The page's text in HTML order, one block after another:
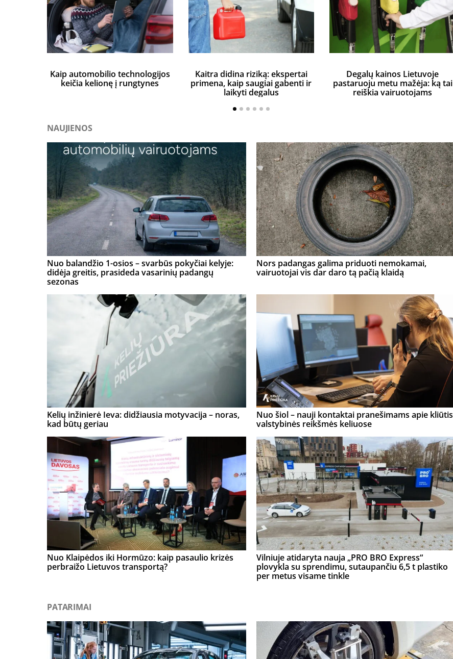
Kaip automobilio technologijos
keičia kelionę į rungtynes
Kaitra didina riziką: ekspertai
primena, kaip saugiai gabenti ir
laikyti degalus
Degalų kainos Lietuvoje
pastaruoju metu mažėja: ką tai
reiškia vairuotojams
NAUJIENOS
Nuo balandžio 1-osios – svarbūs pokyčiai kelyje:
didėja greitis, prasideda vasarinių padangų
sezonas
Nors padangas galima priduoti nemokamai,
vairuotojai vis dar daro tą pačią klaidą
Kelių inžinierė Ieva: didžiausia motyvacija – noras,
kad būtų geriau
Nuo šiol – nauji kontaktai pranešimams apie kliūtis
valstybinės reikšmės keliuose
Nuo Klaipėdos iki Hormūzo: kaip pasaulio krizės
perbraižo Lietuvos transportą?
Vilniuje atidaryta nauja „PRO BRO Express“
plovykla su sprendimu, sutaupančiu 6,5 t plastiko
per metus visame tinkle
PATARIMAI